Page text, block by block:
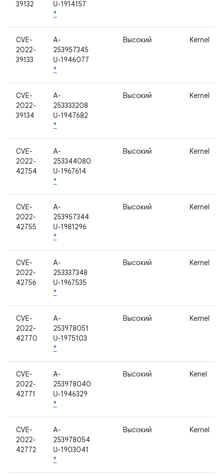
39132
U-1914157
*
CVE-
2022-
39133
A-
253957345
U-1946077
*
Высокий Kernel
CVE-
2022-
39134
A-
253333208
U-1947682
*
Высокий Kernel
CVE-
2022-
42754
A-
253344080
U-1967614
*
Высокий Kernel
CVE-
2022-
42755
A-
253957344
U-1981296
*
Высокий Kernel
CVE-
2022-
42756
A-
253337348
U-1967535
*
Высокий Kernel
CVE-
2022-
42770
A-
253978051
U-1975103
*
Высокий Kernel
CVE-
2022-
42771
A-
253978040
U-1946329
*
Высокий Kenel
CVE-
2022-
42772
A-
253978054
U-1903041
*
Высокий Kernel